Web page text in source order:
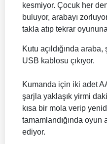
kesmiyor. Çocuk her
buluyor, arabayı
takla atıp tekrar
Kutu açıldığında
USB kablosu çıkıyor.
Kumanda için iki adet
şarjla yaklaşık yirmi
kısa bir mola verip
tamamlandığında oyun
ediyor.